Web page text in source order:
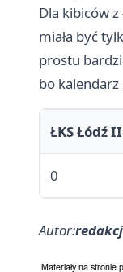
Dla kibiców
miała być
prostu
bo kalendarz
ŁKS Łódź II
0
Autor: